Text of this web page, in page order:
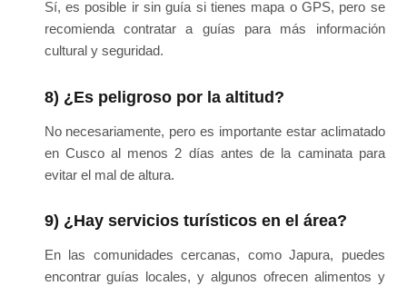
Sí, es posible ir sin guía si tienes mapa o GPS, pero se
recomienda contratar a guías para más información
cultural y seguridad.
8) ¿Es peligroso por la altitud?
No necesariamente, pero es importante estar aclimatado
en Cusco al menos 2 días antes de la caminata para
evitar el mal de altura.
9) ¿Hay servicios turísticos en el área?
En las comunidades cercanas, como Japura, puedes
encontrar guías locales, y algunos ofrecen alimentos y